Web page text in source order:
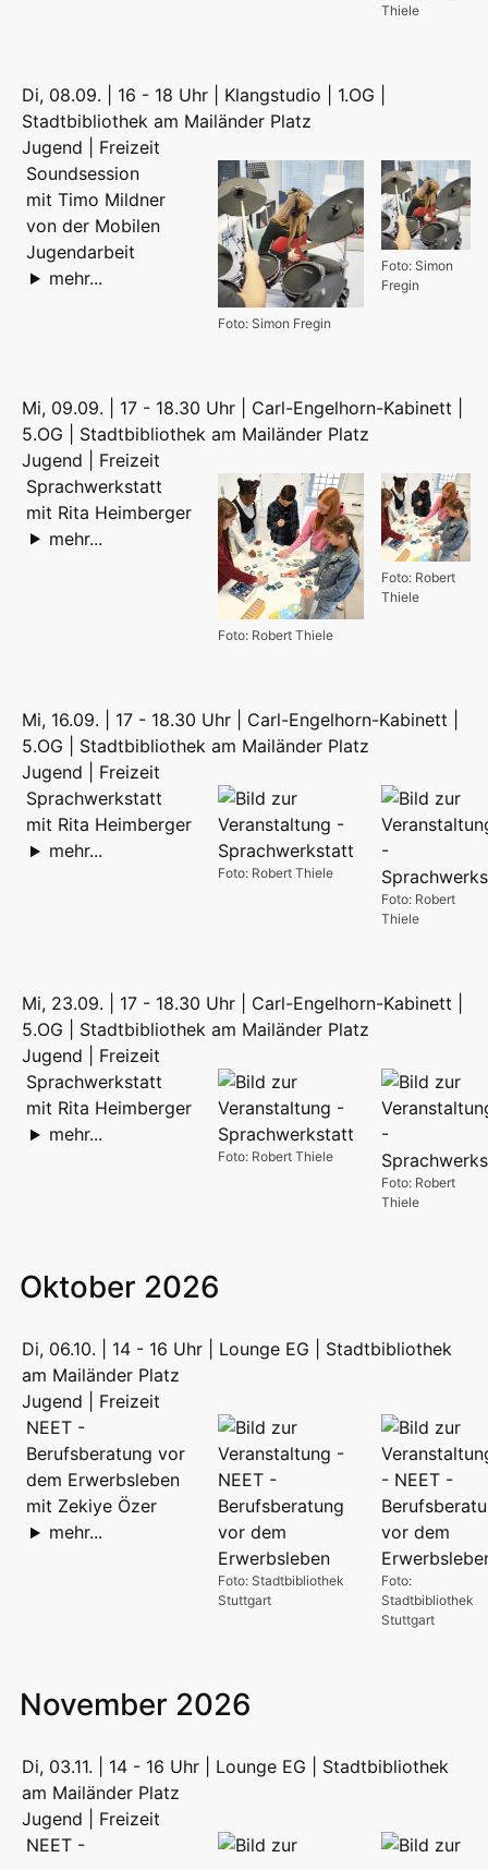
Thiele
Di, 08.09. | 16 - 18 Uhr | Klangstudio | 1.OG |
Stadtbibliothek am Mailänder Platz
Jugend | Freizeit
Foto: Simon
Fregin
Foto: Simon Fregin
Soundsession
mit Timo Mildner
von der Mobilen
Jugendarbeit
mehr...
Mi, 09.09. | 17 - 18.30 Uhr | Carl-Engelhorn-Kabinett |
5.OG | Stadtbibliothek am Mailänder Platz
Jugend | Freizeit
Foto: Robert
Thiele
Foto: Robert Thiele
Sprachwerkstatt
mit Rita Heimberger
mehr...
Mi, 16.09. | 17 - 18.30 Uhr | Carl-Engelhorn-Kabinett |
5.OG | Stadtbibliothek am Mailänder Platz
Jugend | Freizeit
Foto: Robert
Thiele
Foto: Robert Thiele
Sprachwerkstatt
mit Rita Heimberger
mehr...
Mi, 23.09. | 17 - 18.30 Uhr | Carl-Engelhorn-Kabinett |
5.OG | Stadtbibliothek am Mailänder Platz
Jugend | Freizeit
Foto: Robert
Thiele
Foto: Robert Thiele
Sprachwerkstatt
mit Rita Heimberger
mehr...
Oktober 2026
Di, 06.10. | 14 - 16 Uhr | Lounge EG | Stadtbibliothek
am Mailänder Platz
Jugend | Freizeit
Foto:
Stadtbibliothek
Stuttgart
Foto: Stadtbibliothek
Stuttgart
NEET -
Berufsberatung vor
dem Erwerbsleben
mit Zekiye Özer
mehr...
November 2026
Di, 03.11. | 14 - 16 Uhr | Lounge EG | Stadtbibliothek
am Mailänder Platz
Jugend | Freizeit
NEET -